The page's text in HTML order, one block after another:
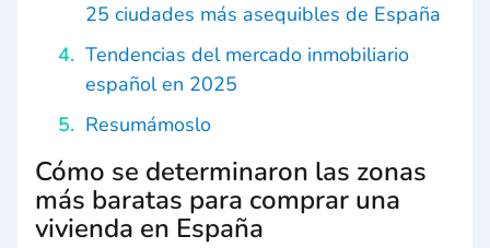
25 ciudades más asequibles de España
Tendencias del mercado inmobiliario
español en 2025
Resumámoslo
Cómo se determinaron las zonas
más baratas para comprar una
vivienda en España